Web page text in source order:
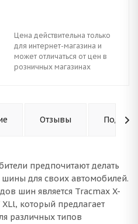
Цена действительна только
для интернет-магазина и
может отличаться от цен в
розничных магазинах
Отзывы
предпочитают делать
для своих автомобилей.
шин является Tracmax X-
который предлагает
различных типов